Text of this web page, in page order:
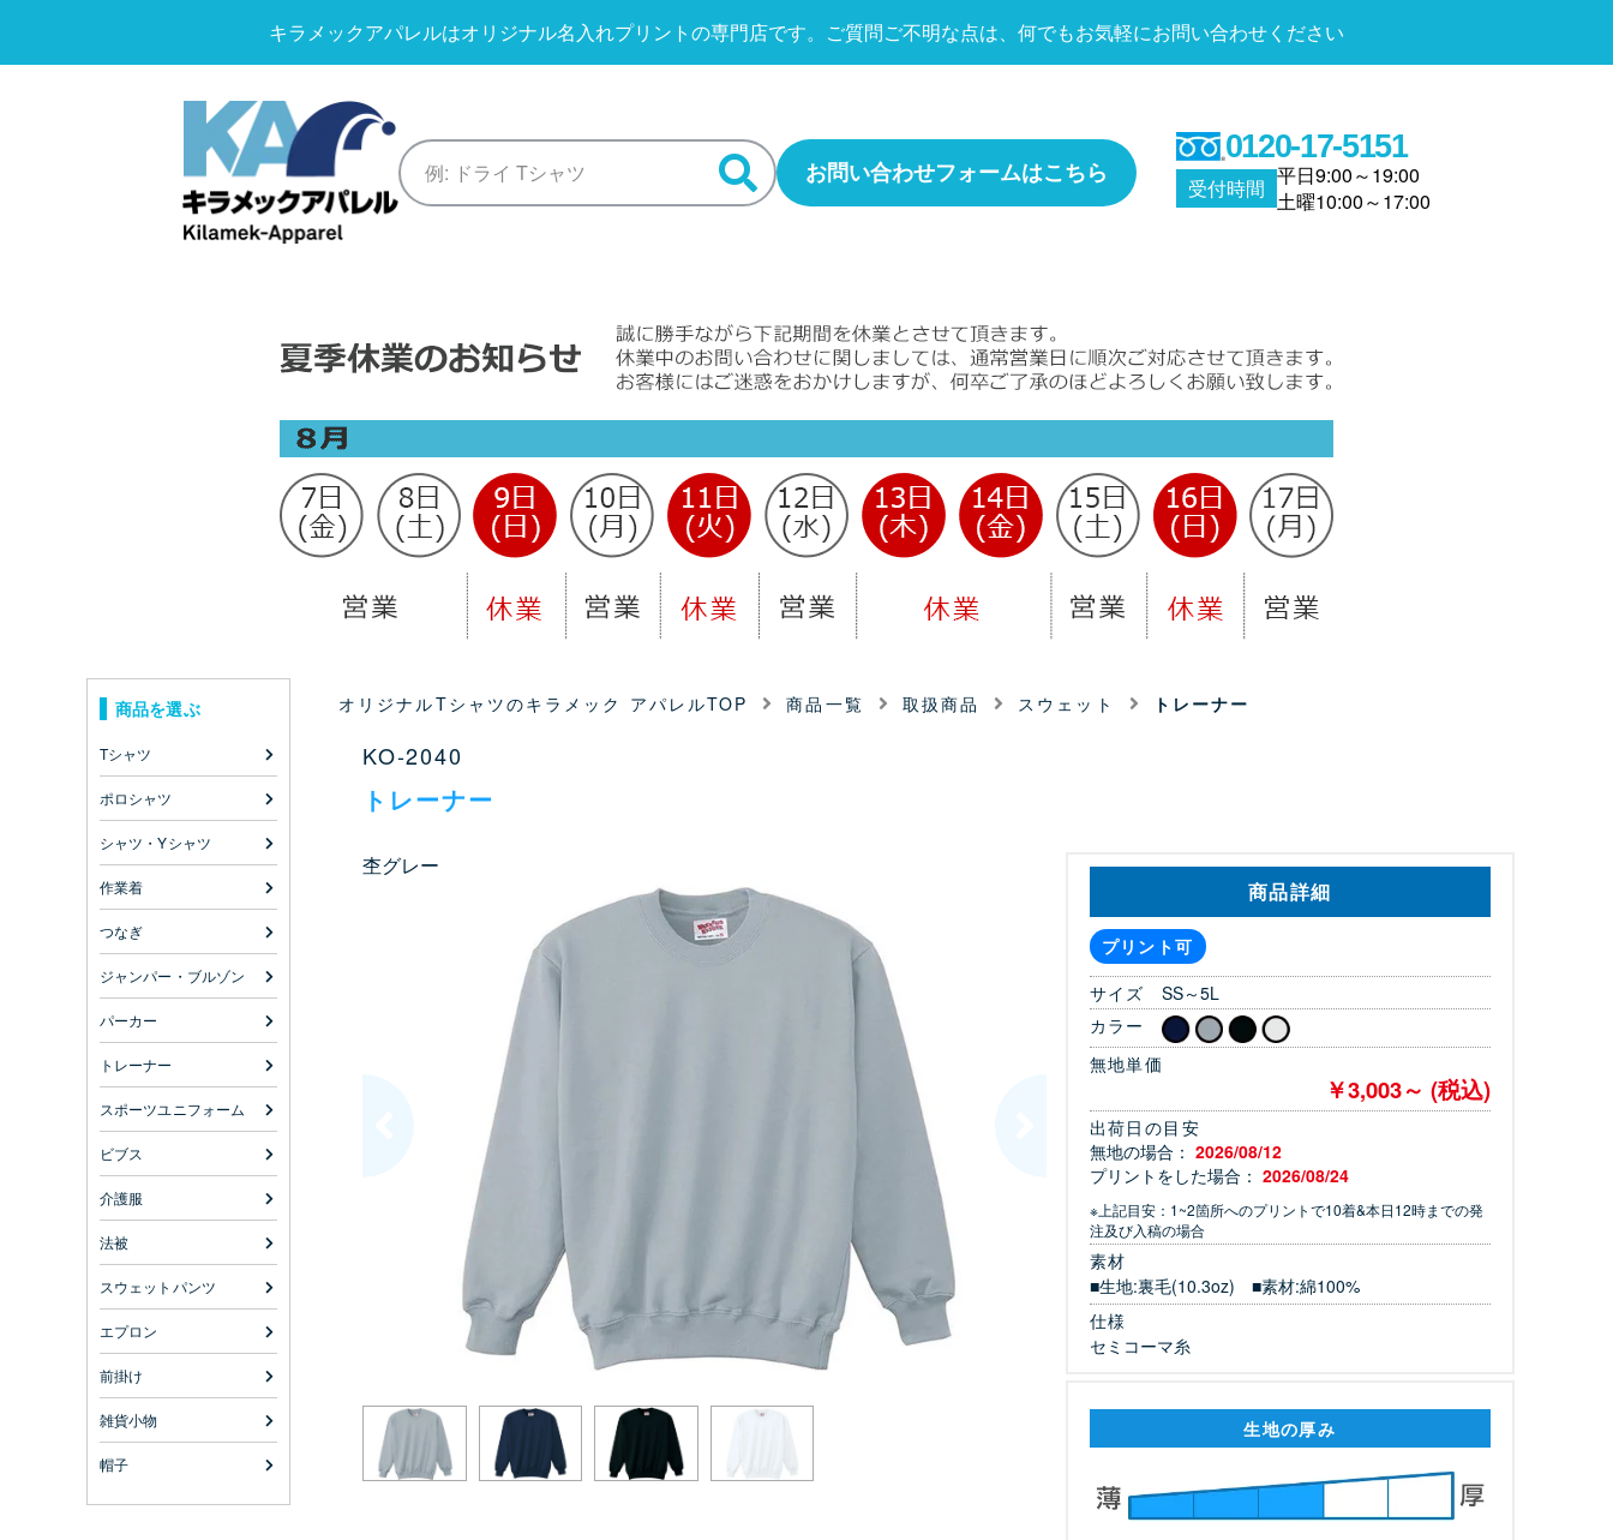
キラメックアパレルはオリジナル名入れプリントの専門店です。 ご質問ご不明な点は、何でもお気軽にお問い合わせください
お問い合わせフォームはこちら
0120-17-5151
受付時間 平日9:00～19:00
土曜10:00～17:00
商品を選ぶ
Tシャツ
ポロシャツ
シャツ・Yシャツ
作業着
つなぎ
ジャンパー・ブルゾン
パーカー
トレーナー
スポーツユニフォーム
ビブス
介護服
法被
スウェットパンツ
エプロン
前掛け
雑貨小物
帽子
オリジナルTシャツのキラメック アパレルTOP 商品一覧 取扱商品 スウェット トレーナー
KO-2040
トレーナー
杢グレー
商品詳細
プリント可
サイズ
SS～5L
カラー
無地単価
￥3,003～ (税込)
出荷日の目安
無地の場合： 2026/08/12
プリントをした場合： 2026/08/24
※上記目安：1~2箇所へのプリントで10着&本日12時までの発
注及び入稿の場合
素材
■生地:裏毛(10.3oz) ■素材:綿100%
仕様
セミコーマ糸
生地の厚み